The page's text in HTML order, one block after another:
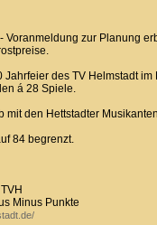
Voranmeldung zur Planung
Jahrfeier des TV Helmstadt im
á 28 Spiele.
mit den Hettstadter
84 begrenzt.
Minus Punkte